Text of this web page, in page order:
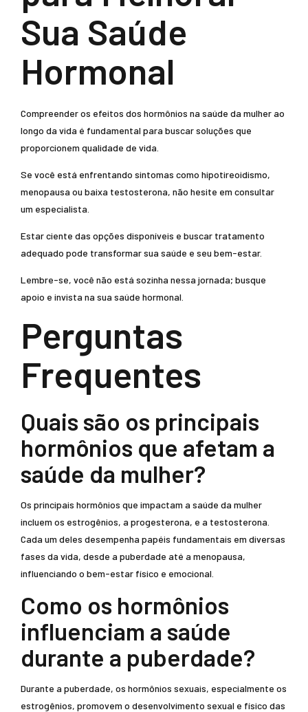
Sua Saúde
Hormonal
Compreender os efeitos dos hormônios na saúde da mulher ao
longo da vida é fundamental para buscar soluções que
proporcionem qualidade de vida.
Se você está enfrentando sintomas como hipotireoidismo,
menopausa ou baixa testosterona, não hesite em consultar
um especialista.
Estar ciente das opções disponíveis e buscar tratamento
adequado pode transformar sua saúde e seu bem-estar.
Lembre-se, você não está sozinha nessa jornada; busque
apoio e invista na sua saúde hormonal.
Perguntas
Frequentes
Quais são os principais
hormônios que afetam a
saúde da mulher?
Os principais hormônios que impactam a saúde da mulher
incluem os estrogênios, a progesterona, e a testosterona.
Cada um deles desempenha papéis fundamentais em diversas
fases da vida, desde a puberdade até a menopausa,
influenciando o bem-estar físico e emocional.
Como os hormônios
influenciam a saúde
durante a puberdade?
Durante a puberdade, os hormônios sexuais, especialmente os
estrogênios, promovem o desenvolvimento sexual e físico das